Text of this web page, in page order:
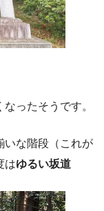
ったそうです。
いな階段（これが
はゆるい坂道